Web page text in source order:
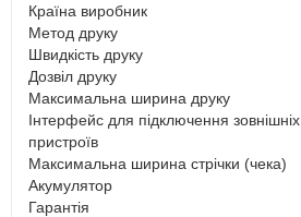
Країна виробник
Метод друку
Швидкість друку
Дозвіл друку
Максимальна ширина друку
Інтерфейс для підключення зовнішніх
пристроїв
Максимальна ширина стрічки (чека)
Акумулятор
Гарантія